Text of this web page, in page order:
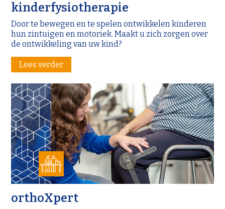
kinderfysiotherapie
Door te bewegen en te spelen ontwikkelen kinderen
hun zintuigen en motoriek. Maakt u zich zorgen over
de ontwikkeling van uw kind?
Lees verder
orthoXpert